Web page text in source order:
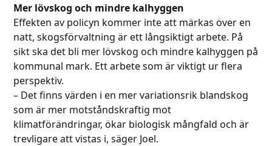
Mer lövskog och mindre kalhyggen
Effekten av policyn kommer inte att märkas över en
natt, skogsförvaltning är ett långsiktigt arbete. På
sikt ska det bli mer lövskog och mindre kalhyggen på
kommunal mark. Ett arbete som är viktigt ur flera
perspektiv.
– Det finns värden i en mer variationsrik blandskog
som är mer motståndskraftig mot
klimatförändringar, ökar biologisk mångfald och är
trevligare att vistas i, säger Joel.